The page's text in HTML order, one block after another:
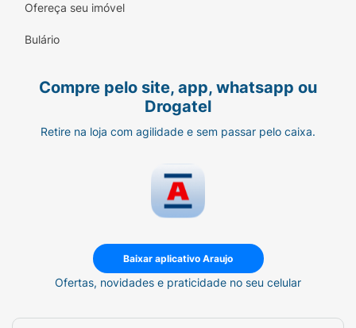
Ofereça seu imóvel
Bulário
Compre pelo site, app, whatsapp ou
Drogatel
Retire na loja com agilidade e sem passar pelo caixa.
Baixar aplicativo Araujo
Ofertas, novidades e praticidade no seu celular